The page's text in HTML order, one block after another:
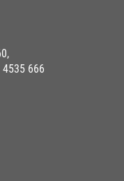
,
666